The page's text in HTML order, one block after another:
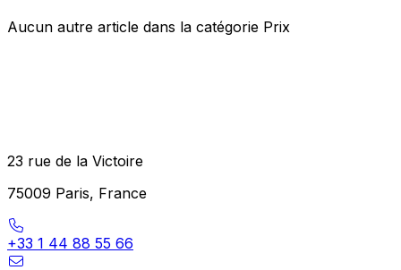
Aucun autre article dans la catégorie Prix
23 rue de la Victoire
75009 Paris, France
+33 1 44 88 55 66